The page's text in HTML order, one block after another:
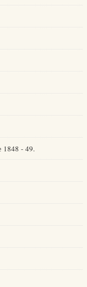
1848 - 49.